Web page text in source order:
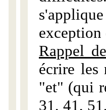
exception
Rappel
écrire les
"et" (qui
31, 41,